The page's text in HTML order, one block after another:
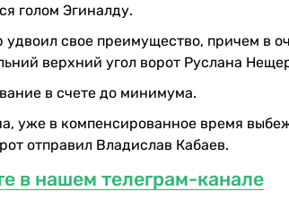
голом Эгиналду.
свое преимущество, причем в
верхний угол ворот Руслана
в счете до минимума.
уже в компенсированное время
отправил Владислав Кабаев.
в нашем телеграм-канале